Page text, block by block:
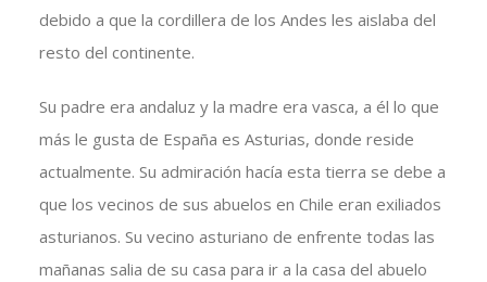
debido a que la cordillera de los Andes les aislaba del
resto del continente.
Su padre era andaluz y la madre era vasca, a él lo que
más le gusta de España es Asturias, donde reside
actualmente. Su admiración hacía esta tierra se debe a
que los vecinos de sus abuelos en Chile eran exiliados
asturianos. Su vecino asturiano de enfrente todas las
mañanas salia de su casa para ir a la casa del abuelo